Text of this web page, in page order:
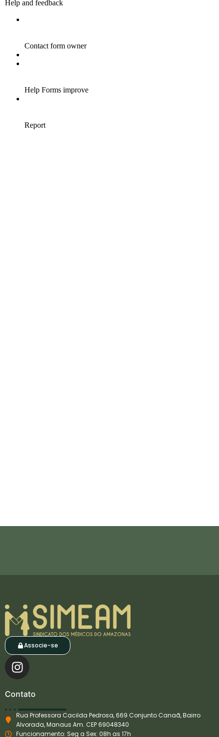
Associe-se
I
n
t
a
g
r
Contato
Rua Professora Cacilda Pedrosa, 669 Conjunto Canaã, Bairro
Alvorada, Manaus Am. CEP 69048340
Funcionamento: Seg a Sex: 08h as 17h